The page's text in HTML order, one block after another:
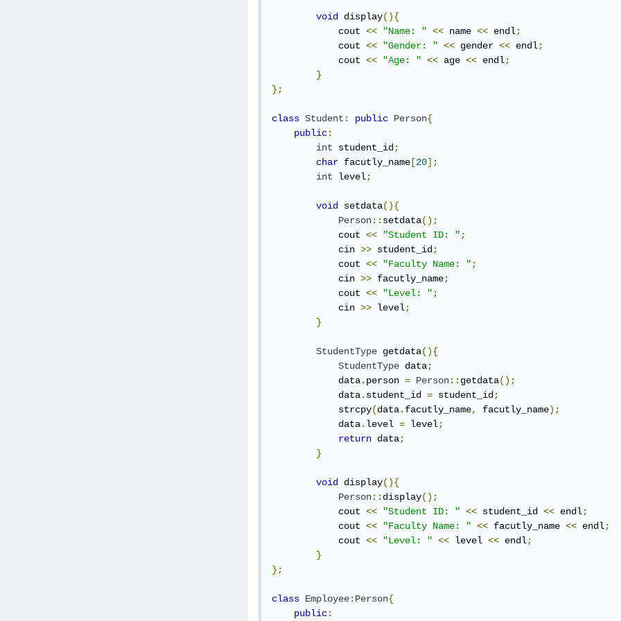
void display(){
            cout
<< "Name: " << name << endl;
            cout
<< "Gender: " << gender << endl;
            cout
<< "Age: " << age << endl;
}
};
class Student : public Person{
public:
int student_id ;
char facutly_name [20];
int level;
void setdata(){
Person:: setdata();
            cout
<< "Student ID: " ;
            cin
>> student_id ;
            cout
<< "Faculty Name: " ;
            cin
>> facutly_name;
            cout
<< "Level: " ;
            cin
>> level;
}
StudentType getdata(){
StudentType data;
            data
. person = Person:: getdata();
            data
. student_id = student_id ;
            strcpy
(data. facutly_name, facutly_name);
            data
. level = level;
return data;
}
void display(){
Person:: display();
            cout
<< "Student ID: " << student_id << endl;
            cout
<< "Faculty Name: " << facutly_name << endl;
            cout
<< "Level: " << level << endl;
}
};
class Employee: Person{
public: